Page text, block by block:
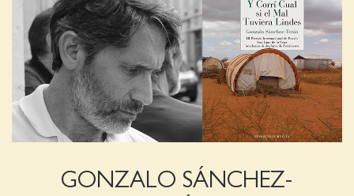
GONZALO SÁNCHEZ-